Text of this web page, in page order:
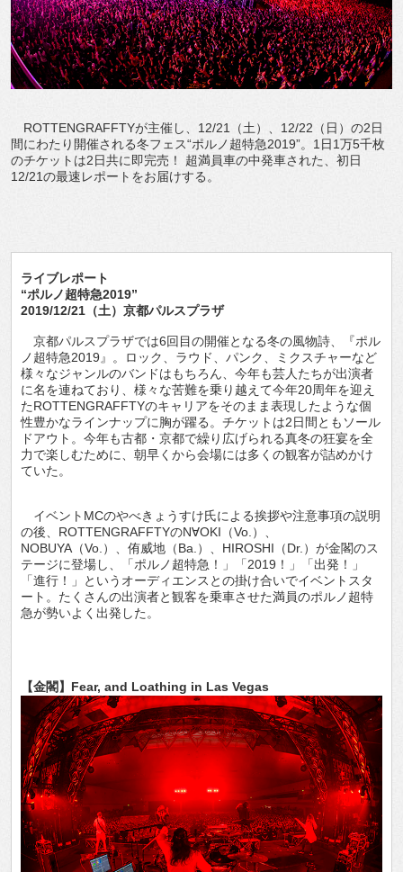
ROTTENGRAFFTYが主催し、12/21（土）、12/22（日）の2日
間にわたり開催される冬フェス“ポルノ超特急2019”。1日1万5千枚
のチケットは2日共に即完売！ 超満員車の中発車された、初日
12/21の最速レポートをお届けする。
ライブレポート
“ポルノ超特急2019”
2019/12/21（土）京都パルスプラザ
京都パルスプラザでは6回目の開催となる冬の風物詩、『ポル
ノ超特急2019』。ロック、ラウド、パンク、ミクスチャーなど
様々なジャンルのバンドはもちろん、今年も芸人たちが出演者
に名を連ねており、様々な苦難を乗り越えて今年20周年を迎え
たROTTENGRAFFTYのキャリアをそのまま表現したような個
性豊かなラインナップに胸が躍る。チケットは2日間ともソール
ドアウト。今年も古都・京都で繰り広げられる真冬の狂宴を全
力で楽しむために、朝早くから会場には多くの観客が詰めかけ
ていた。
イベントMCのやべきょうすけ氏による挨拶や注意事項の説明
の後、ROTTENGRAFFTYのN∀OKI（Vo.）、
NOBUYA（Vo.）、侑威地（Ba.）、HIROSHI（Dr.）が金閣のス
テージに登場し、「ポルノ超特急！」「2019！」「出発！」
「進行！」というオーディエンスとの掛け合いでイベントスタ
ート。たくさんの出演者と観客を乗車させた満員のポルノ超特
急が勢いよく出発した。
【金閣】Fear, and Loathing in Las Vegas